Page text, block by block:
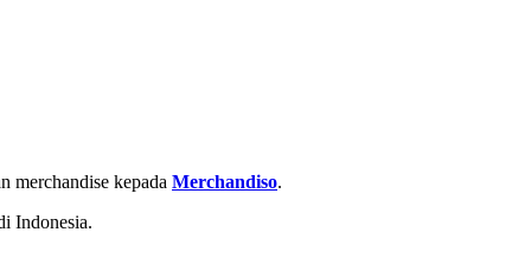
merchandise kepada Merchandiso.
Indonesia.